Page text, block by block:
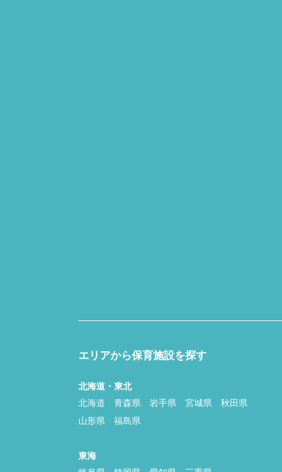
エリアから保育施設を探す
北海道・東北
北海道
青森県 岩手県 宮城県
秋田県
山形県
福島県
東海